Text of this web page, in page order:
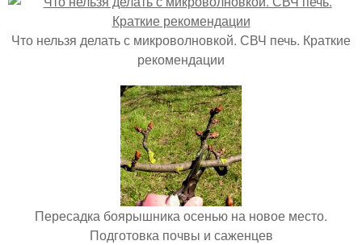
Что нельзя делать с микроволновкой. СВЧ печь. Краткие
рекомендации
Пересадка боярышника осенью на новое место.
Подготовка почвы и саженцев